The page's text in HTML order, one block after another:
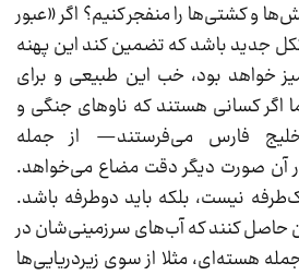
و کشتی‌ها را منفجر کنیم؟ اگر «عبور
جدید باشد که تضمین کند این پهنه
خواهد بود، خب این طبیعی و برای
اگر کسانی هستند که ناوهای جنگی و
فارس می‌فرستند— از جمله
آن صورت دیگر دقت مضاع می‌خواهد.
نیست، بلکه باید دوطرفه باشد.
حاصل کنند که آب‌های سرزمینی‌شان در
هسته‌ای، مثلا از سوی زیردریایی‌ها